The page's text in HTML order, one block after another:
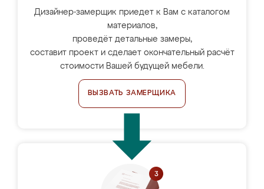
Дизайнер-замерщик приедет к Вам с каталогом
материалов,
проведёт детальные замеры,
составит проект и сделает окончательный расчёт
стоимости Вашей будущей мебели.
ВЫЗВАТЬ ЗАМЕРЩИКА